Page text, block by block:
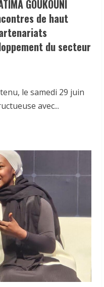
GOUKOUNI
de haut
du secteur
le samedi 29 juin
avec...